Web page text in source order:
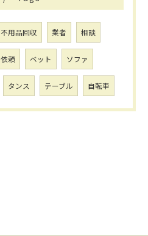
不用品回収 業者 相談
依頼 ベット ソファ
タンス テーブル 自転車